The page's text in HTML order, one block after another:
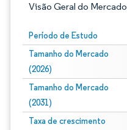
Visão Geral do Mercado
Período de Estudo
Tamanho do Mercado
(2026)
Tamanho do Mercado
(2031)
Taxa de crescimento